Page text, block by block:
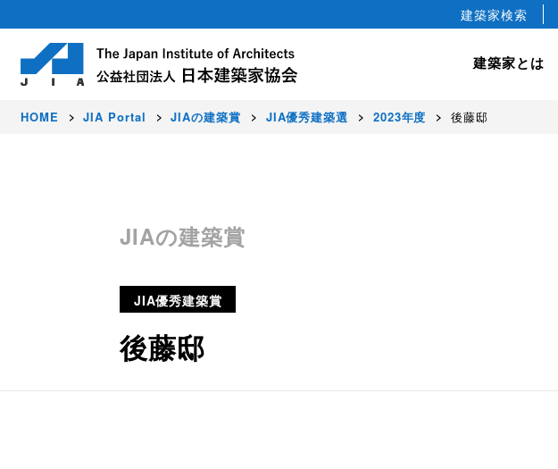
建築家検索
建築家とは
HOME JIA Portal JIAの建築賞 JIA優秀建築選 2023年度 後藤邸
JIAの建築賞
JIA優秀建築賞
後藤邸